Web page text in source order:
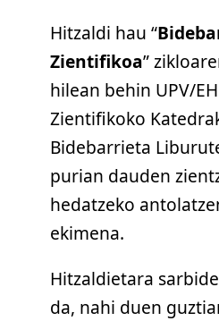
Hitzaldi hau “
Zientifikoa”
hilean behin UPV/
Zientifikoko
Bidebarrieta
purian dauden
hedatzeko
ekimena.
Hitzaldietara
da, nahi duen